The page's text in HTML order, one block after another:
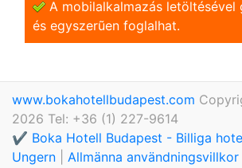
A mobilalkalmazás letöltésével
és egyszerũen foglalhat.
www.bokahotellbudapest.com
2026 Tel: +36 (1) 227-9614
✔️ Boka Hotell Budapest - Billiga
Ungern
Allmänna användningsvillkor